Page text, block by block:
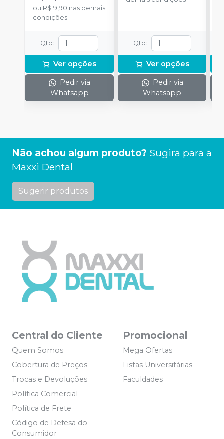
ou R$ 9,90 nas demais
condições
Qtd :
Ver opções
Pedir via
Whatsapp
Qtd :
Ver opções
Pedir via
Whatsapp
Não achou algum produto? Sugira para a
Maxxi Dental
Sugerir produtos
Central do Cliente
Quem Somos
Cobertura de Preços
Trocas e Devoluções
Política Comercial
Política de Frete
Código de Defesa do
Consumidor
Promocional
Mega Ofertas
Listas Universitárias
Faculdades